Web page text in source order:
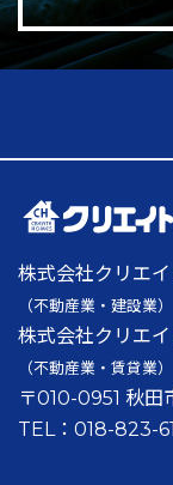
株式会社クリエ
（不動産業・建設業）
株式会社クリエ
（不動産業・賃貸業）
〒010-0951 秋田
TEL： 018-823-